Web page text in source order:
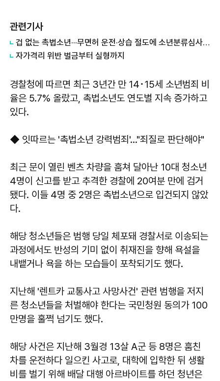
관련기사
겁 없는 촉법소년···무면허 운전·상습 절도에 소년분류심사원 인치
자가격리 위반 벌금부터 실형까지
경찰청에 따르면 최근 3년간 만 14･15세 소년범죄 비
율은 5.7% 올랐고, 촉법소년도 연도별 지속 증가하고
있다.
◆ 잇따르는 '촉법소년 강력범죄'…"죄질로 판단해야"
최근 문이 열린 벤츠 차량을 훔쳐 달아난 10대 청소년
4명이 신고를 받고 추격한 경찰에 20여분 만에 검거
됐다. 이들 4명 중 2명은 촉법소년으로 입건되지 않았
다.
해당 청소년들은 범행 당일 체포돼 경찰서로 이송되는
과정에서도 반성의 기미 없이 취재진을 향해 욕설을
내뱉거나 욕을 하는 모습들이 포착되기도 했다.
지난해 '렌트카 교통사고 사망사건' 관련 범행을 저지
른 청소년들을 처벌해야 한다는 국민청원 동의가 100
만명을 훌쩍 넘기도 했다.
해당 사건은 지난해 3월경 13살 A군 등 8명은 훔친
차를 운전하다 일으킨 사고로, 대학에 입학한 뒤 생활
비를 벌기 위해 배달 대행 아르바이트를 하던 청년은